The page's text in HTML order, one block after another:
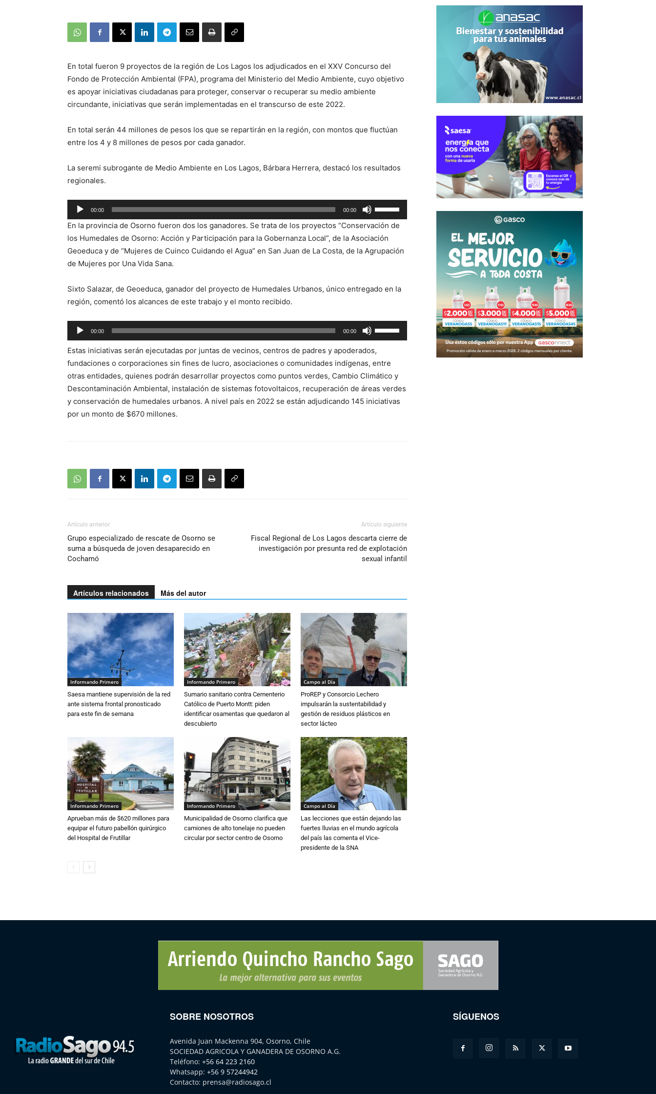
En total fueron 9 proyectos de la región de Los Lagos los adjudicados en el XXV Concurso del
Fondo de Protección Ambiental (FPA), programa del Ministerio del Medio Ambiente, cuyo objetivo
es apoyar iniciativas ciudadanas para proteger, conservar o recuperar su medio ambiente
circundante, iniciativas que serán implementadas en el transcurso de este 2022.
En total serán 44 millones de pesos los que se repartirán en la región, con montos que fluctúan
entre los 4 y 8 millones de pesos por cada ganador.
La seremi subrogante de Medio Ambiente en Los Lagos, Bárbara Herrera, destacó los resultados
regionales.
Reproductor
de
audio
00:00 00:00
las
teclas
de
flecha
aumentar
disminuir
el
En la provincia de Osorno fueron dos los ganadores. Se trata de los proyectos “Conservación de
los Humedales de Osorno: Acción y Participación para la Gobernanza Local”, de la Asociación
Geoeduca y de “Mujeres de Cuinco Cuidando el Agua” en San Juan de La Costa, de la Agrupación
de Mujeres por Una Vida Sana.
Sixto Salazar, de Geoeduca, ganador del proyecto de Humedales Urbanos, único entregado en la
región, comentó los alcances de este trabajo y el monto recibido.
Reproductor
de
audio
00:00 00:00
las
teclas
de
flecha
arriba/abajo
para
Estas iniciativas serán ejecutadas por juntas de vecinos, centros de padres y apoderados,
fundaciones o corporaciones sin fines de lucro, asociaciones o comunidades indígenas, entre
otras entidades, quienes podrán desarrollar proyectos como puntos verdes, Cambio Climático y
Descontaminación Ambiental, instalación de sistemas fotovoltaicos, recuperación de áreas verdes
y conservación de humedales urbanos. A nivel país en 2022 se están adjudicando 145 iniciativas
por un monto de $670 millones.
Artículo anterior
Grupo especializado de rescate de Osorno se
suma a búsqueda de joven desaparecido en
Cochamó
Artículo siguiente
Fiscal Regional de Los Lagos descarta cierre de
investigación por presunta red de explotación
sexual infantil
Artículos relacionados Más del autor
Informando Primero
Saesa mantiene supervisión de la red
ante sistema frontal pronosticado
para este fin de semana
Informando Primero
Sumario sanitario contra Cementerio
Católico de Puerto Montt: piden
identificar osamentas que quedaron al
descubierto
Campo al Día
ProREP y Consorcio Lechero
impulsarán la sustentabilidad y
gestión de residuos plásticos en
sector lácteo
Informando Primero
Aprueban más de $620 millones para
equipar el futuro pabellón quirúrgico
del Hospital de Frutillar
Informando Primero
Municipalidad de Osorno clarifica que
camiones de alto tonelaje no pueden
circular por sector centro de Osorno
Campo al Día
Las lecciones que están dejando las
fuertes lluvias en el mundo agrícola
del país las comenta el Vice-
presidente de la SNA
SOBRE NOSOTROS
Avenida Juan Mackenna 904, Osorno, Chile
SOCIEDAD AGRICOLA Y GANADERA DE OSORNO A.G.
Teléfono: +56 64 223 2160
Whatsapp: +56 9 57244942
Contacto: prensa@radiosago.cl
SÍGUENOS